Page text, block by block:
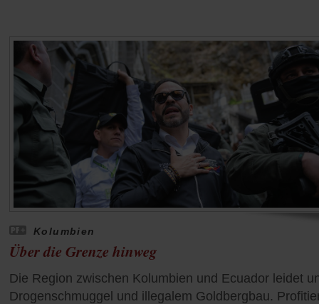
Kolumbien
Über die Grenze hinweg
Die Region zwischen Kolumbien und Ecuador leidet
Drogenschmuggel und illegalem Goldbergbau.